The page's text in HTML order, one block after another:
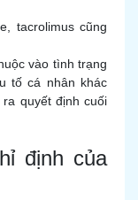
tacrolimus cũng
vào tình trạng
tố cá nhân khác
quyết định cuối
định của